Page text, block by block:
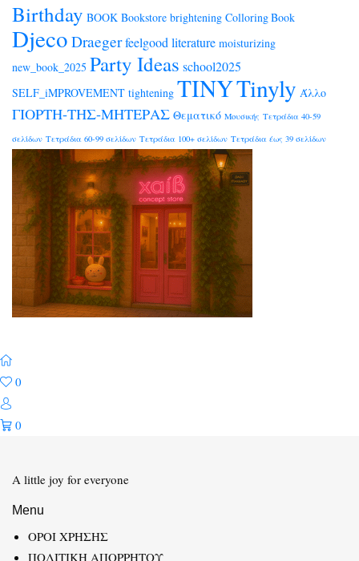
Birthday BOOK Bookstore brightening Colloring Book
Djeco Draegerfeelgood literature moisturizing
new_book_2025 Party Ideas school2025
SELF_iMPROVEMENT tightening TINYTinyly Άλλο
ΓΙΟΡΤΗ-ΤΗΣ-ΜΗΤΕΡΑΣ Θεματικό Μουσικής Τετράδια 40-59
σελίδων Τετράδια 60-99 σελίδων Τετράδια 100+ σελίδων Τετράδια έως 39 σελίδων
0
0
A little joy for everyone
Menu
ΟΡΟΙ ΧΡΗΣΗΣ
ΠΟΛΙΤΙΚΗ ΑΠΟΡΡΗΤΟΥ